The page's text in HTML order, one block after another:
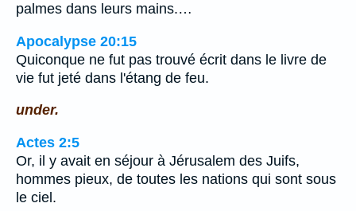
palmes dans leurs mains.…
Apocalypse 20:15
Quiconque ne fut pas trouvé écrit dans le livre de
vie fut jeté dans l'étang de feu.
under.
Actes 2:5
Or, il y avait en séjour à Jérusalem des Juifs,
hommes pieux, de toutes les nations qui sont sous
le ciel.